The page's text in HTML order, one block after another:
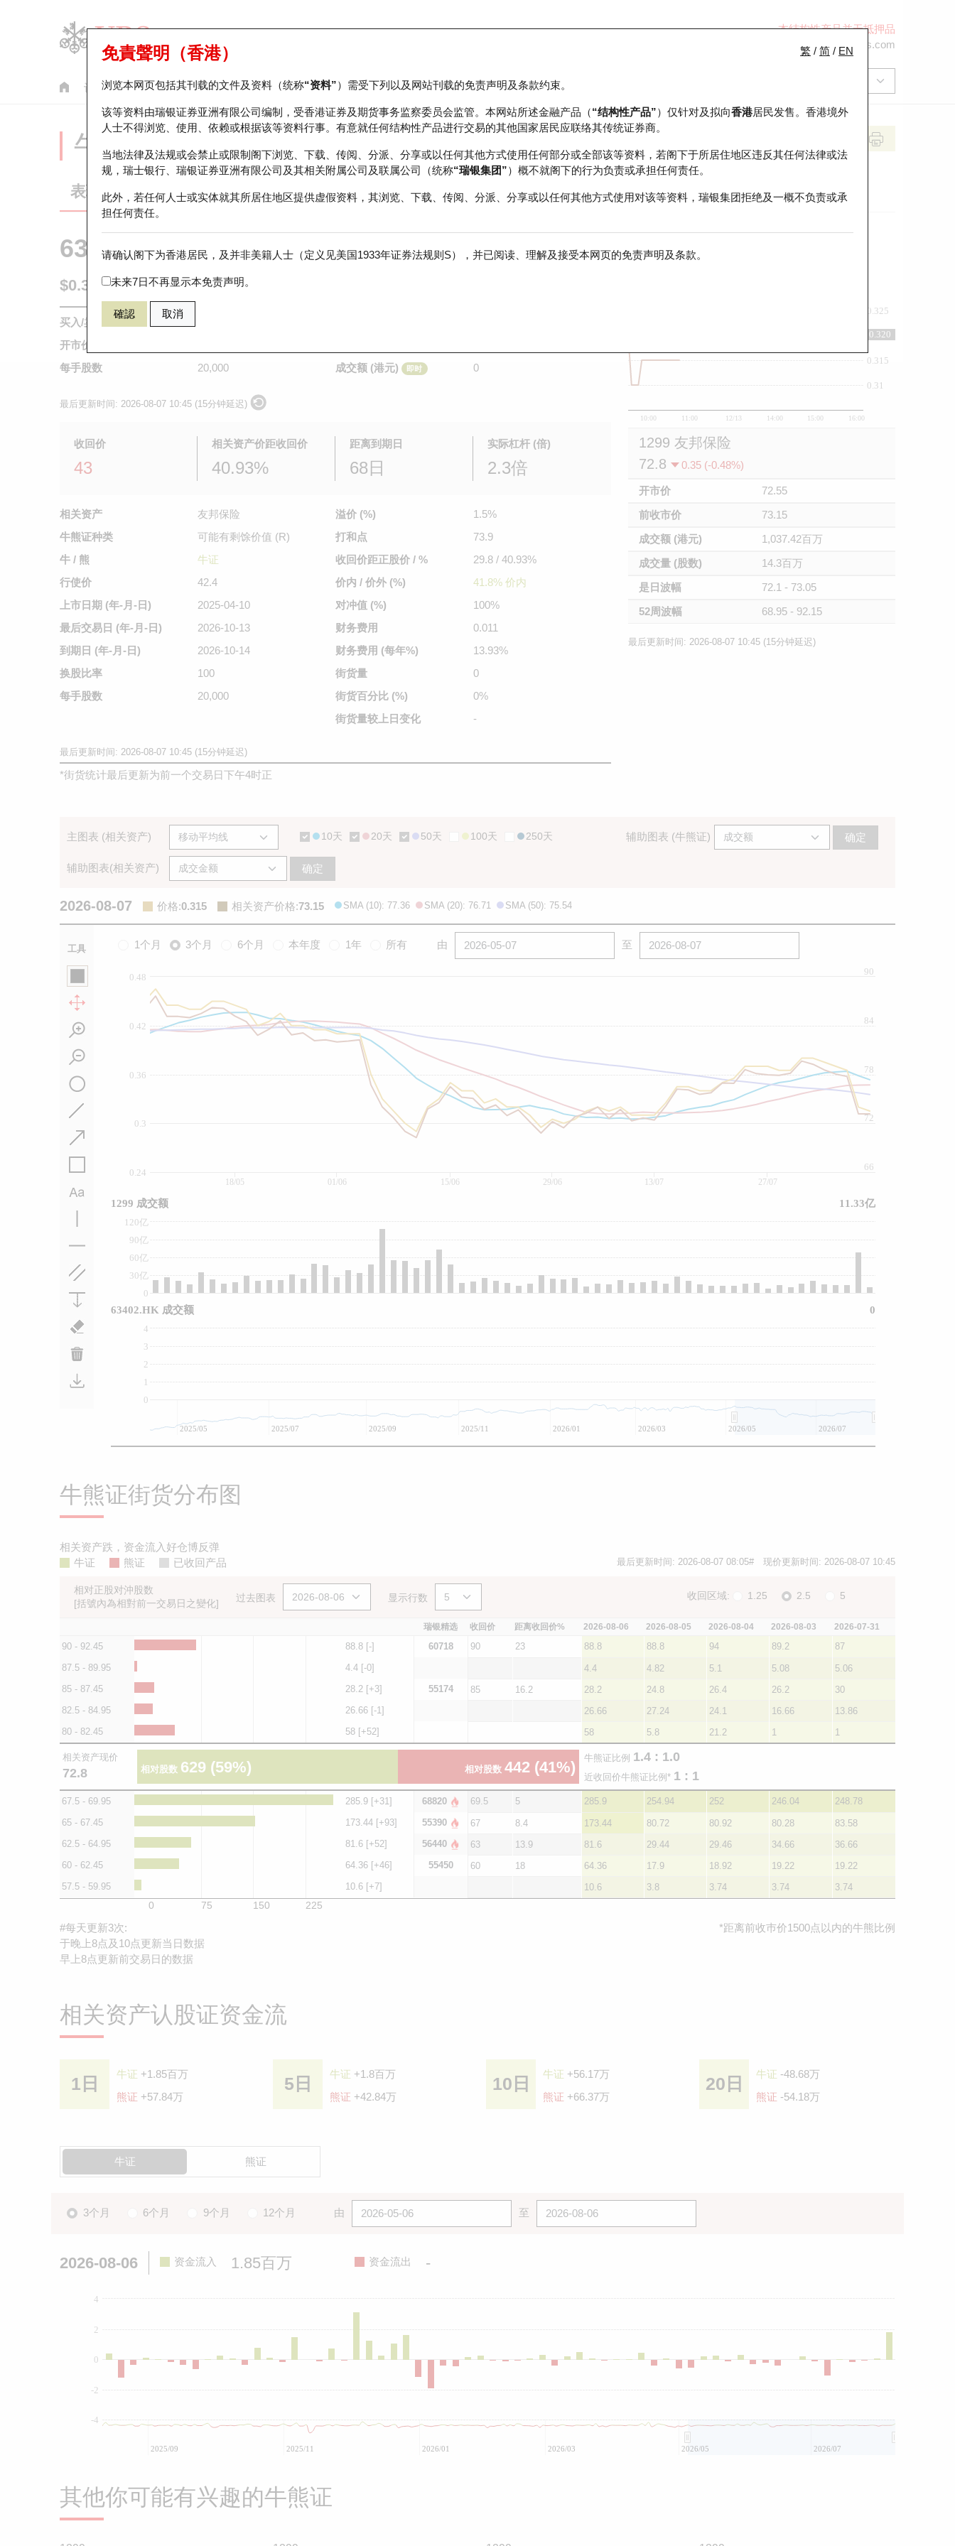
本结构性产品并无抵押品
ol-hkwarrants@ubs.com
认股证 牛熊证 美股指数产品 轮证市场统计 正股数据及市场统计 瑞银轮证教室
繁 / 简 / EN
免責聲明（香港）
浏览本网页包括其刊载的文件及资料（统称“资料”）需受下列以及网站刊载的免责声明及条款约束。
该等资料由瑞银证券亚洲有限公司编制，受香港证券及期货事务监察委员会监管。本网站所述金融产品（“结构性产品”）仅针对及拟向香港居民发售。香港境外
人士不得浏览、使用、依赖或根据该等资料行事。有意就任何结构性产品进行交易的其他国家居民应联络其传统证券商。
当地法律及法规或会禁止或限制阁下浏览、下载、传阅、分派、分享或以任何其他方式使用任何部分或全部该等资料，若阁下于所居住地区违反其任何法律或法
规，瑞士银行、瑞银证券亚洲有限公司及其相关附属公司及联属公司（统称“瑞银集团”）概不就阁下的行为负责或承担任何责任。
此外，若任何人士或实体就其所居住地区提供虚假资料，其浏览、下载、传阅、分派、分享或以任何其他方式使用对该等资料，瑞银集团拒绝及一概不负责或承
担任何责任。
请确认阁下为香港居民，及并非美籍人士（定义见美国1933年证券法规则S），并已阅读、理解及接受本网页的免责声明及条款。
未来7日不再显示本免责声明。
確認 取消
牛熊证分析仪
表现 街货统计 比较
63402 瑞银牛证 1299 友邦保险
$0.315 0.005 (-1.56%) 即时
买入/卖出价
开市价
每手股数
20,000
成交额 (港元)
即时 0
最后更新时间: 2026-08-07 10:45 (15分钟延迟)
收回价
43
相关资产价距收回价
40.93%
距离到期日
68日
实际杠杆 (倍)
2.3倍
相关资产
友邦保险
牛熊证种类
可能有剩馀价值 (R)
牛 / 熊
牛证
行使价
42.4
上市日期 (年-月-日)
2025-04-10
最后交易日 (年-月-日)
2026-10-13
到期日 (年-月-日)
2026-10-14
换股比率
100
每手股数
20,000
溢价 (%)
1.5%
打和点
73.9
收回价距正股价 / %
29.8 / 40.93%
价内 / 价外 (%)
41.8% 价内
对冲值 (%)
100%
财务费用
0.011
财务费用 (每年%)
13.93%
街货量
0
街货百分比 (%)
0%
街货量较 上日变化 -
最后更新时间: 2026-08-07 10:45 (15分钟延迟)
*街货统计最后更新为前一个交易日下午4时正
10:00 11:00 12/13 14:00 15:00 16:00
0.31
0.315
0.32
0.325
0.320
1299 友邦保险
72.8
0.35 (-0.48%)
开市价
72.55
前收市价
73.15
成交额 (港元)
1,037.42百万
成交量 (股数)
14.3百万
是日波幅
72.1 - 73.05
52周波幅
68.95 - 92.15
最后更新时间: 2026-08-07 10:45 (15分钟延迟)
主图表 (相关资产) 10天 20天 50天 100天 250天 辅助图表 (牛熊证) 确定
辅助图表(相关资产) 确定
2026-08-07 价格:0.315 相关资产价格:73.15 SMA (10): 77.36 SMA (20): 76.71 SMA (50): 75.54
工具 1个月 3个月 6个月 本年度 1年 所有 由 至
0.3
0.24
0.36
0.42
0.48
90
66
72
78
84
0
30亿
60亿
90亿
120亿
0
1
2
3
4
18/05 01/06 15/06 29/06 13/07 27/07
2025/05 2025/07 2025/09 2025/11 2026/01 2026/03 2026/05 2026/07
1299 成交额 11.33亿
63402.HK 成交额 0
牛熊证街货分布图
相关资产跌，资金流入好仓博反弹
牛证
熊证 已收回产品 最后更新时间: 2026-08-07 08:05# 现价更新时间: 2026-08-07 10:45
相对正股对沖股数
[括號內為相對前一交易日之變化]
过去图表 显示行数 收回区域: 1.25 2.5 5
瑞银精选 收回价 距离收回价% 2026-08-06 2026-08-05 2026-08-04 2026-08-03 2026-07-31
90 - 92.45 88.8 [-] 60718 90 23 88.8 88.8 94 89.2
87
87.5 - 89.95
4.4 [-0] 4.4 4.82 5.1 5.08
5.06
85 - 87.45
28.2 [+3] 55174 85 16.2 28.2 24.8 26.4 26.2
30
82.5 - 84.95
26.66 [-1] 26.66 27.24 24.1 16.66
13.86
80 - 82.45
58 [+52] 58 5.8 21.2 1 1
相关资产现价
72.8 相对股数 629 (59%) 相对股数 442 (41%)
牛熊证比例 1.4 : 1.0
近收回价牛熊证比例* 1 : 1
67.5 - 69.95 285.9 [+31] 68820 69.5 5 285.9 254.94 252 246.04
248.78
65 - 67.45
173.44 [+93] 55390 67 8.4 173.44 80.72 80.92 80.28
83.58
62.5 - 64.95
81.6 [+52] 56440 63 13.9 81.6 29.44 29.46 34.66
36.66
60 - 62.45
64.36 [+46] 55450 60 18 64.36 17.9 18.92 19.22
19.22
57.5 - 59.95
10.6 [+7] 10.6 3.8 3.74 3.74 3.74
0 75 150 225
#每天更新3次:
于晚上8点及10点更新当日数据
早上8点更新前交易日的数据
*距离前收巿价1500点以内的牛熊比例
相关资产认股证资金流
1日 牛证 +1.85百万
熊证 +57.84万
5日 牛证 +1.8百万
熊证 +42.84万
10日 牛证 +56.17万
熊证 +66.37万
20日 牛证 -48.68万
熊证 -54.18万
牛证 熊证
3个月 6个月 9个月 12个月 由 至
2026-08-06 资金流入 1.85百万 资金流出 -
0
-4
-2
2
4
2025/09 2025/11 2026/01 2026/03 2026/05 2026/07
其他你可能有兴趣的牛熊证